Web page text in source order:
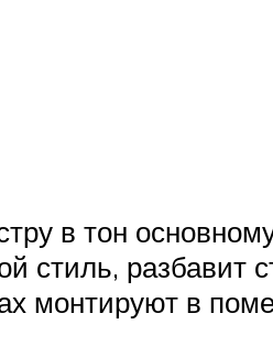
в тон
разбавит
монтируют в